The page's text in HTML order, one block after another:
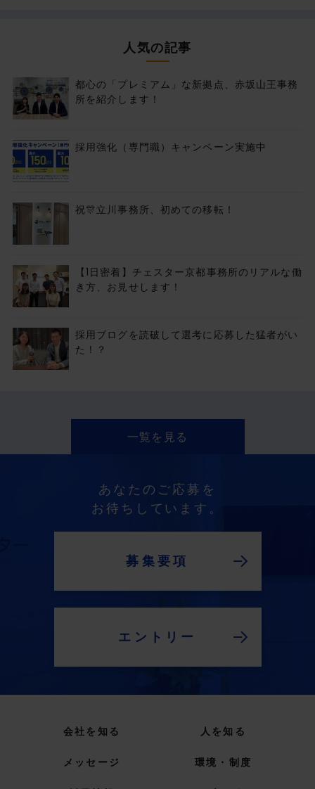
人気の記事
都心の「プレミアム」な新拠点、赤坂山王事務
所を紹介します！
採用強化（専門職）キャンペーン実施中
祝🎊立川事務所、初めての移転！
【1日密着】チェスター京都事務所のリアルな働
き方、お見せします！
採用ブログを読破して選考に応募した猛者がい
た！？
一覧を見る
あなたのご応募を
お待ちしています。
募集要項
エントリー
会社を知る 人を知る
メッセージ 環境・制度